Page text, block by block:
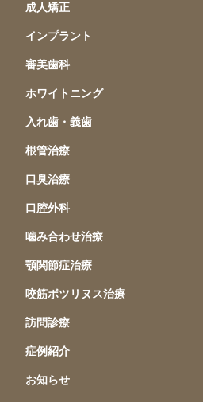
成人矯正
インプラント
審美歯科
ホワイトニング
入れ歯・義歯
根管治療
口臭治療
口腔外科
噛み合わせ治療
顎関節症治療
咬筋ボツリヌス治療
訪問診療
症例紹介
お知らせ